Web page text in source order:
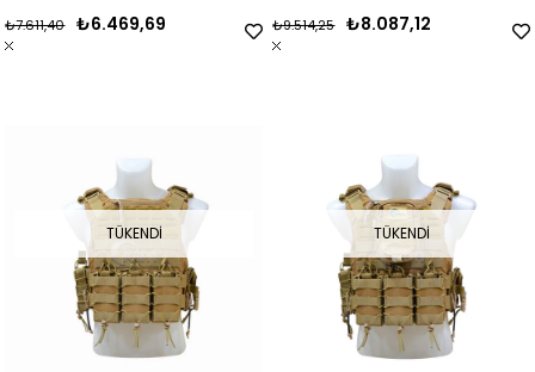
₺6.469,69
₺7.611,40 ₺8.087,12
₺9.514,25
TÜKENDI TÜKENDI